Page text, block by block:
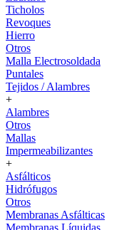
Ticholos
Revoques
Hierro
Otros
Malla Electrosoldada
Puntales
Tejidos / Alambres
+
Alambres
Otros
Mallas
Impermeabilizantes
+
Asfálticos
Hidrófugos
Otros
Membranas Asfálticas
Membranas Líquidas